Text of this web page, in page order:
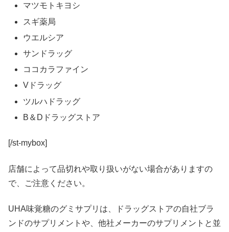
マツモトキヨシ
スギ薬局
ウエルシア
サンドラッグ
ココカラファイン
Vドラッグ
ツルハドラッグ
B＆Dドラッグストア
[/st-mybox]
店舗によって品切れや取り扱いがない場合がありますの
で、ご注意ください。
UHA味覚糖のグミサプリは、ドラッグストアの自社ブラ
ンドのサプリメントや、他社メーカーのサプリメントと並